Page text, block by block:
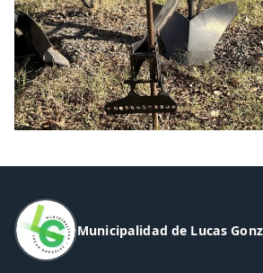
Municipalidad de Lucas